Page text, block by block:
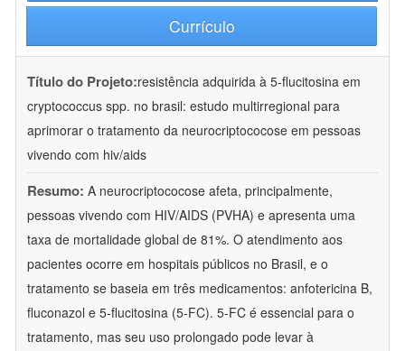
Currículo
Título do Projeto:resistência adquirida à 5-flucitosina em
cryptococcus spp. no brasil: estudo multirregional para
aprimorar o tratamento da neurocriptococose em pessoas
vivendo com hiv/aids
Resumo: A neurocriptococose afeta, principalmente,
pessoas vivendo com HIV/AIDS (PVHA) e apresenta uma
taxa de mortalidade global de 81%. O atendimento aos
pacientes ocorre em hospitais públicos no Brasil, e o
tratamento se baseia em três medicamentos: anfotericina B,
fluconazol e 5-flucitosina (5-FC). 5-FC é essencial para o
tratamento, mas seu uso prolongado pode levar à